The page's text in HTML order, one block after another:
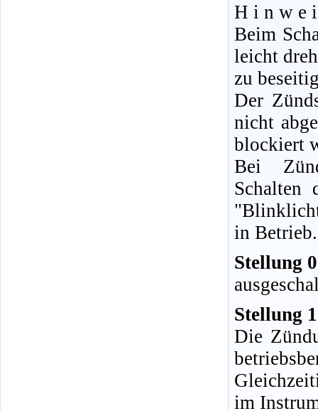
H i n w e
Beim
leicht
zu
Der
nicht
blockiert
Bei
Schalten
in Betrieb.
Stellung
Stellung
Die
im